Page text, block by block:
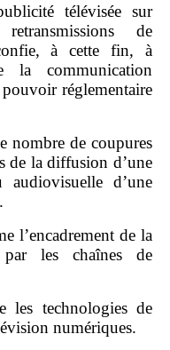
télévisée sur
de
à cette fin, à
la communication
réglementaire
nombre de coupures
de la diffusion d’une
d’une
l’encadrement de la
les chaînes de
les technologies de
numériques.